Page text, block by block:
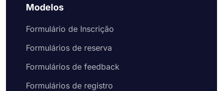
Modelos
Formulário de Inscrição
Formulários de reserva
Formulários de feedback
Formulários de registro